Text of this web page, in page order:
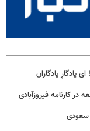
یادگارِ یادگاران
در کارنامه فیروزآبادی
سعودی